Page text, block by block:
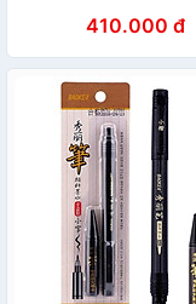
410.000 đ